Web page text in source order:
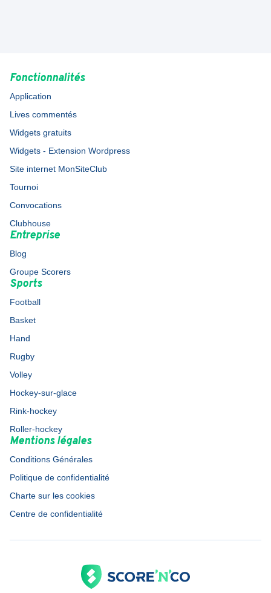
Fonctionnalités
Application
Lives commentés
Widgets gratuits
Widgets - Extension Wordpress
Site internet MonSiteClub
Tournoi
Convocations
Clubhouse
Entreprise
Blog
Groupe Scorers
Sports
Football
Basket
Hand
Rugby
Volley
Hockey-sur-glace
Rink-hockey
Roller-hockey
Mentions légales
Conditions Générales
Politique de confidentialité
Charte sur les cookies
Centre de confidentialité